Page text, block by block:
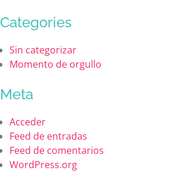
Categories
Sin categorizar
Momento de orgullo
Meta
Acceder
Feed de entradas
Feed de comentarios
WordPress.org